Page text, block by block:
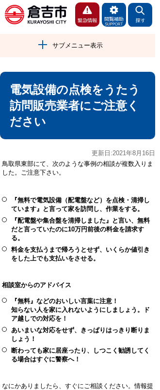
サブメニュー表示
電気設備の点検をうたう
訪問販売業者にご注意く
ださい
更新日:2021年8月16日
鳥取県東部にて、次のような事例の相談が複数入りま
した。ご注意下さい。
『無料で電気設備（配電盤など）を点検・清掃し
ています』と言って家を訪問し、作業をする。
『配電盤や集合盤を清掃しました』と言い、無料
だと言っていたのに10万円前後の料金を請求す
る。
料金を支払うまで帰ろうとせず、いくらか値引き
をした上でも支払いをさせる。
相談室からのアドバイス
『無料』などのおいしい言葉に注意！
知らない人を家に入れないようにしましょう。ド
ア越しでの対応を！
あいまいな対応をせず、きっぱりはっきり断りま
しょう！
断わっても家に居座ったり、しつこく勧誘してく
る場合はすぐに警察へ！
なにかありましたら、すぐにご相談ください。情報提